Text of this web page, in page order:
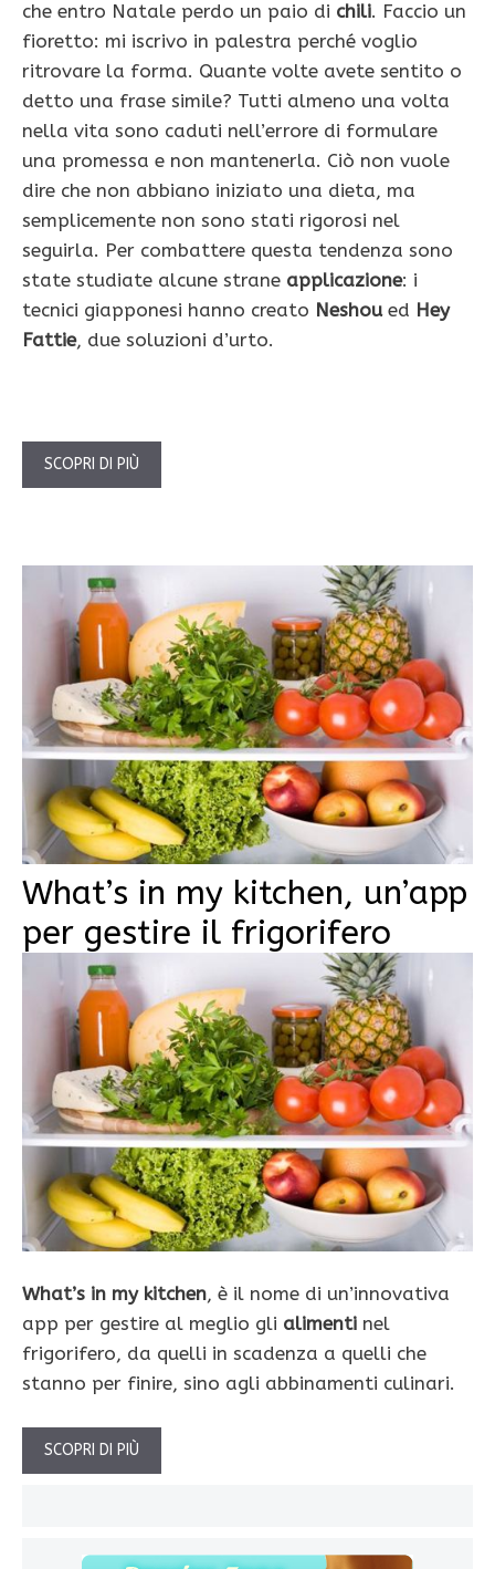
che entro Natale perdo un paio di chili. Faccio un
fioretto: mi iscrivo in palestra perché voglio
ritrovare la forma. Quante volte avete sentito o
detto una frase simile? Tutti almeno una volta
nella vita sono caduti nell’errore di formulare
una promessa e non mantenerla. Ciò non vuole
dire che non abbiano iniziato una dieta, ma
semplicemente non sono stati rigorosi nel
seguirla. Per combattere questa tendenza sono
state studiate alcune strane applicazione: i
tecnici giapponesi hanno creato Neshoued Hey
Fattie, due soluzioni d’urto.
SCOPRI DI PIÙ
What’s in my kitchen, un’app
per gestire il frigorifero
What’s in my kitchen, è il nome di un’innovativa
app per gestire al meglio gli alimenti nel
frigorifero, da quelli in scadenza a quelli che
stanno per finire, sino agli abbinamenti culinari.
SCOPRI DI PIÙ